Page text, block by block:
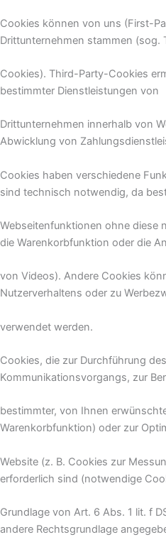
Cookies können von uns (First-
Drittunternehmen stammen (sog.
Cookies). Third-Party-Cookies
bestimmter Dienstleistungen von
Drittunternehmen innerhalb von
Abwicklung von
Cookies haben verschiedene
sind technisch notwendig, da
Webseitenfunktionen ohne diese
die Warenkorbfunktion oder die
von Videos). Andere Cookies
Nutzerverhaltens oder zu
verwendet werden.
Cookies, die zur Durchführung
Kommunikationsvorgangs, zur
bestimmter, von Ihnen
Warenkorbfunktion) oder zur
Website (z. B. Cookies zur
erforderlich sind (notwendige
Grundlage von Art. 6 Abs. 1 lit. f
andere Rechtsgrundlage